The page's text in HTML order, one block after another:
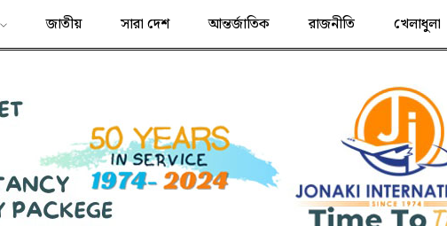
জাতীয় সারা দেশ আন্তর্জাতিক রাজনীতি খেলাধুলা